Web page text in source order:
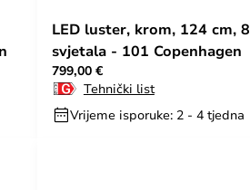
LED luster, krom, 124 cm, 8
svjetala - 101 Copenhagen
799,00 €
Tehnički list
Vrijeme isporuke: 2 - 4 tjedna